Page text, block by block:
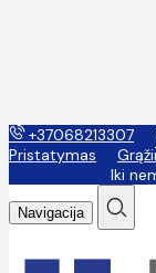
+37068213307
Pristatymas
Iki
Navigacija